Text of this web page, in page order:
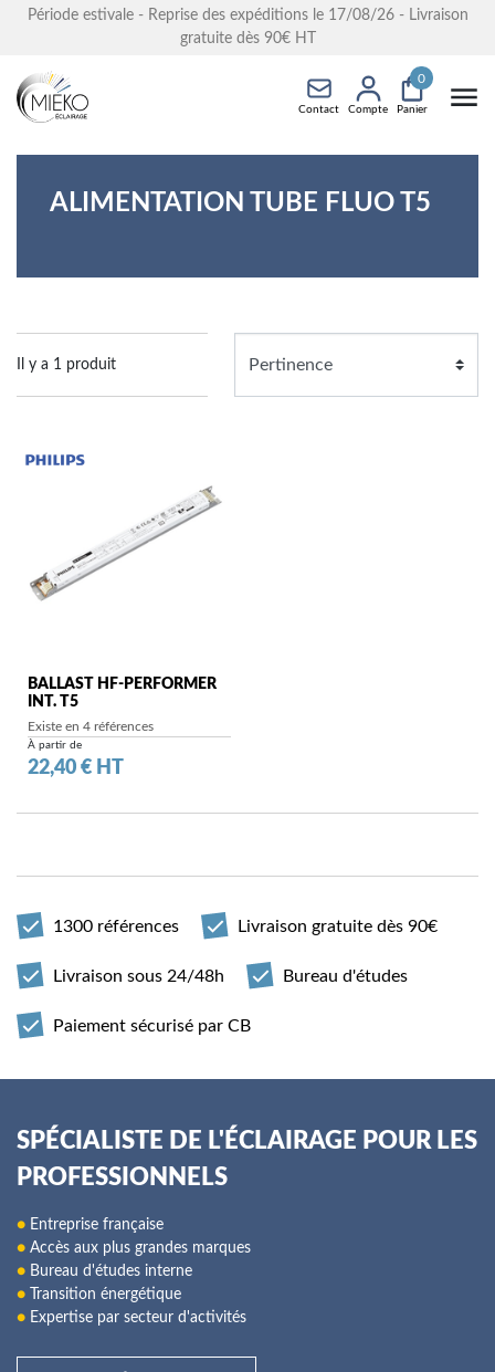
Période estivale - Reprise des expéditions le 17/08/26 - Livraison
gratuite dès 90€ HT
Contact Compte Panier
0
ALIMENTATION TUBE FLUO T5
Il y a 1 produit
BALLAST HF-PERFORMER
INT. T5
Existe en 4 références
À partir de
Prix
22,40 € HT
1300 références Livraison gratuite dès 90€
Livraison sous 24/48h Bureau d'études
Paiement sécurisé par CB
SPÉCIALISTE DE L'ÉCLAIRAGE POUR LES
PROFESSIONNELS
● Entreprise française
● Accès aux plus grandes marques
● Bureau d'études interne
● Transition énergétique
● Expertise par secteur d'activités